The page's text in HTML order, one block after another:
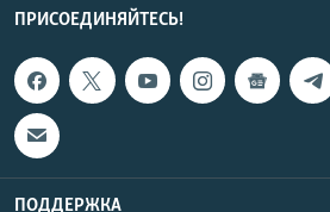
ПРИСОЕДИНЯЙТЕСЬ!
ПОДДЕРЖКА